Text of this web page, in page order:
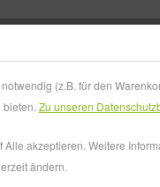
(z.B. für den
Zu unseren
akzeptieren. Weitere
ändern.